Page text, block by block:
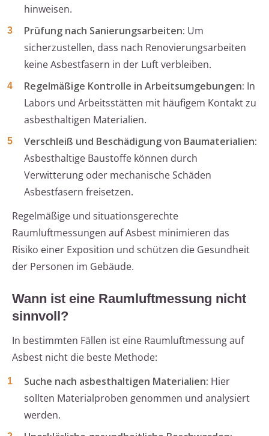
hinweisen.
Prüfung nach Sanierungsarbeiten: Um
sicherzustellen, dass nach Renovierungsarbeiten
keine Asbestfasern in der Luft verbleiben.
Regelmäßige Kontrolle in Arbeitsumgebungen: In
Labors und Arbeitsstätten mit häufigem Kontakt zu
asbesthaltigen Materialien.
Verschleiß und Beschädigung von Baumaterialien:
Asbesthaltige Baustoffe können durch
Verwitterung oder mechanische Schäden
Asbestfasern freisetzen.
Regelmäßige und situationsgerechte
Raumluftmessungen auf Asbest minimieren das
Risiko einer Exposition und schützen die Gesundheit
der Personen im Gebäude.
Wann ist eine Raumluftmessung nicht
sinnvoll?
In bestimmten Fällen ist eine Raumluftmessung auf
Asbest nicht die beste Methode:
Suche nach asbesthaltigen Materialien: Hier
sollten Materialproben genommen und analysiert
werden.